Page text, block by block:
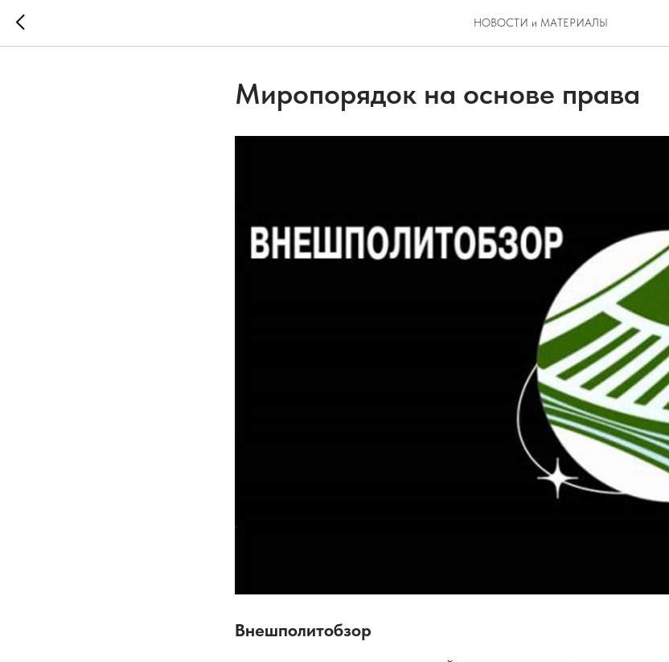
НОВОСТИ и МАТЕРИАЛЫ
Миропорядок на основе права
Внешполитобзор